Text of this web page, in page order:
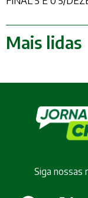
Mais lidas
Siga nossas